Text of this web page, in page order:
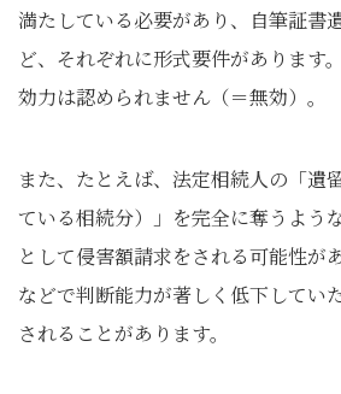
満たしている必要があり、自筆証書
ど、それぞれに形式要件があります
効力は認められません（＝無効）。
また、たとえば、法定相続人の「遺
ている相続分）」を完全に奪うよう
として侵害額請求をされる可能性が
などで判断能力が著しく低下してい
されることがあります。